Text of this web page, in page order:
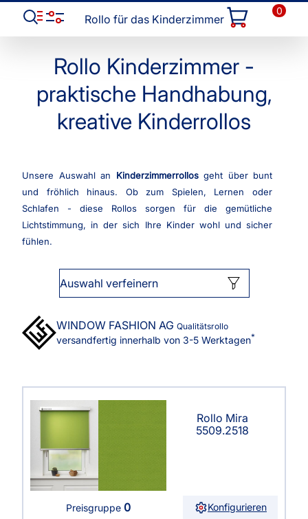
Rollo für das Kinderzimmer
0
Rollo Kinderzimmer -
praktische Handhabung,
kreative Kinderrollos
Unsere Auswahl an Kinderzimmerrollosgeht über bunt
und fröhlich hinaus. Ob zum Spielen, Lernen oder
Schlafen - diese Rollos sorgen für die gemütliche
Lichtstimmung, in der sich Ihre Kinder wohl und sicher
fühlen.
Auswahl verfeinern
WINDOW FASHION AG Qualitätsrollo
versandfertig innerhalb von 3-5 Werktagen*
Rollo Mira
5509.2518
Preisgruppe 0 Konfigurieren